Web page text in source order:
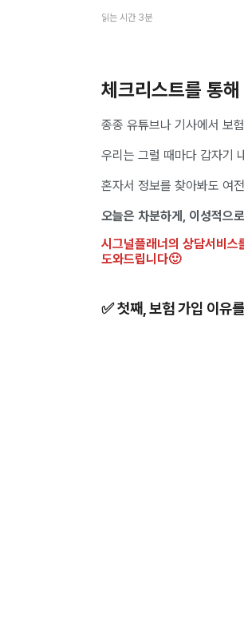
읽는 시간 3분
체크리스트를 통
종종 유튜브나 기사에서 보
우리는 그럴 때마다 갑자기
혼자서 정보를 찾아봐도 여
오늘은 차분하게, 이성적으
시그널플래너의 상담서비스
도와드립니다🙂
✅ 첫째, 보험 가입 이유